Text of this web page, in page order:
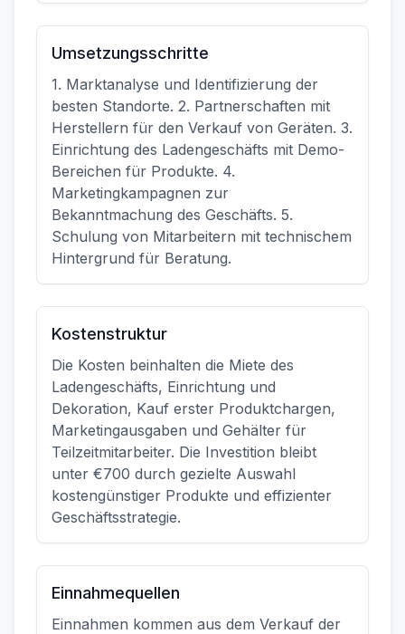
Umsetzungsschritte
1. Marktanalyse und Identifizierung der
besten Standorte. 2. Partnerschaften mit
Herstellern für den Verkauf von Geräten. 3.
Einrichtung des Ladengeschäfts mit Demo-
Bereichen für Produkte. 4.
Marketingkampagnen zur
Bekanntmachung des Geschäfts. 5.
Schulung von Mitarbeitern mit technischem
Hintergrund für Beratung.
Kostenstruktur
Die Kosten beinhalten die Miete des
Ladengeschäfts, Einrichtung und
Dekoration, Kauf erster Produktchargen,
Marketingausgaben und Gehälter für
Teilzeitmitarbeiter. Die Investition bleibt
unter €700 durch gezielte Auswahl
kostengünstiger Produkte und effizienter
Geschäftsstrategie.
Einnahmequellen
Einnahmen kommen aus dem Verkauf der